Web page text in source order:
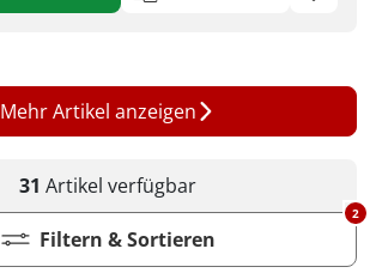
Mehr Artikel anzeigen
31 Artikel verfügbar
Filtern & Sortieren
2